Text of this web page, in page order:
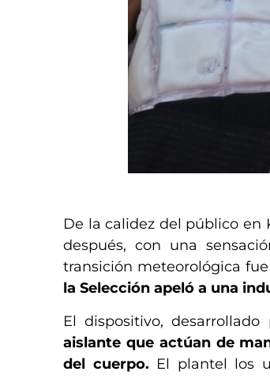
De la calidez del público en
después, con una
transición meteorológica
la Selección apeló a una
El dispositivo, desarrollado
aislante que actúan de
del cuerpo. El plantel los